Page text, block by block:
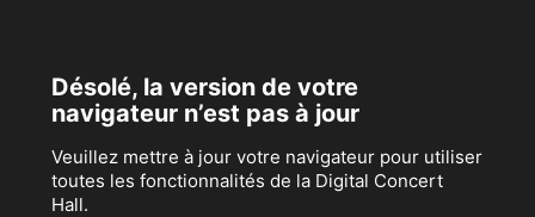
Désolé, la version de votre
navigateur n’est pas à jour
Veuillez mettre à jour votre navigateur pour utiliser
toutes les fonctionnalités de la Digital Concert
Hall.